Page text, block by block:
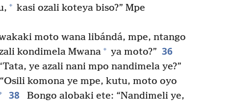
+ kasi ozali koteya biso?” Mpe
moto wana libándá, mpe, ntango
kondimela Mwana + ya moto?” 36
ye azali nani mpo nandimela ye?”
komona ye mpe, kutu, moto oyo
38
Bongo alobaki ete: “Nandimeli ye,